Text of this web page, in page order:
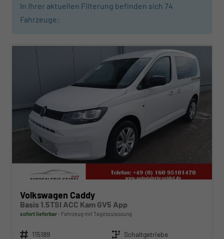
In Ihrer aktuellen Filterung befinden sich 74
Fahrzeuge:
ab 290,– € mtl.
Volkswagen Caddy
Basis 1.5TSI ACC Kam GV5 App
sofort lieferbar Fahrzeug mit Tageszulassung
Fahrzeugnr. 115189 Getriebe Schaltgetriebe